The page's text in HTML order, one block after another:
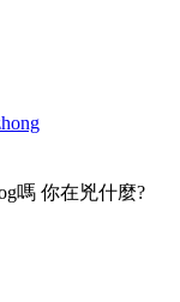
嗎 你在兇什麼?